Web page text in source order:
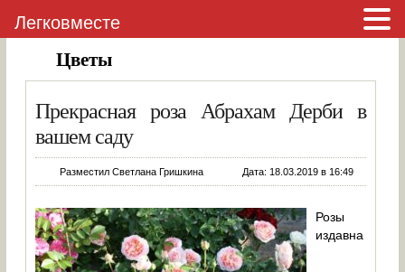
Цветы
Прекрасная роза Абрахам Дерби в
вашем саду
Разместил Светлана Гришкина Дата: 18.03.2019 в 16:49
Розы
издавна
Легковместе